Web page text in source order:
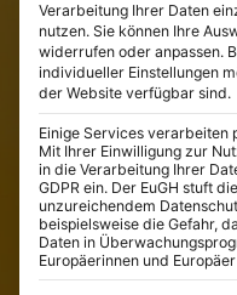
Verarbeitung Ihrer Daten
nutzen. Sie können Ihre
widerrufen oder anpassen.
individueller Einstellungen
der Website verfügbar sind.
Einige Services verarbeiten
Mit Ihrer Einwilligung zur
in die Verarbeitung Ihrer
GDPR ein. Der EuGH stuft
unzureichendem
beispielsweise die Gefahr,
Daten in
Europäerinnen und